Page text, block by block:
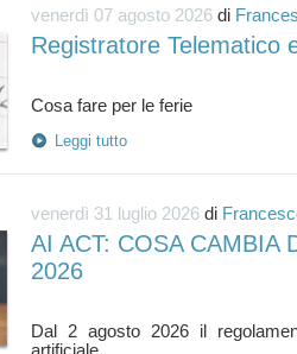
venerdì 07 agosto 2026 di
Registratore Telematico
Leggi tutto
venerdì 31 luglio 2026 di
AI ACT: COSA CAMBIA
2026
Dal 2 agosto 2026 il